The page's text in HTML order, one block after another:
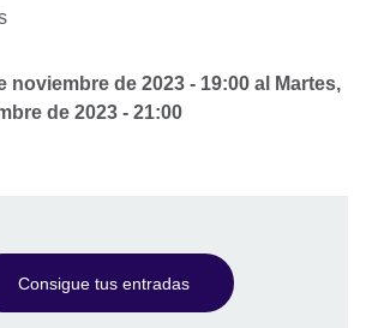
noviembre de 2023 - 19:00 al
Martes,
de 2023 - 21:00
Consigue tus entradas